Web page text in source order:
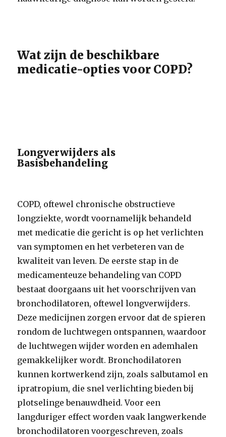
Wat zijn de beschikbare
medicatie-opties voor COPD?
Longverwijders als
Basisbehandeling
COPD, oftewel chronische obstructieve
longziekte, wordt voornamelijk behandeld
met medicatie die gericht is op het verlichten
van symptomen en het verbeteren van de
kwaliteit van leven. De eerste stap in de
medicamenteuze behandeling van COPD
bestaat doorgaans uit het voorschrijven van
bronchodilatoren, oftewel longverwijders.
Deze medicijnen zorgen ervoor dat de spieren
rondom de luchtwegen ontspannen, waardoor
de luchtwegen wijder worden en ademhalen
gemakkelijker wordt. Bronchodilatoren
kunnen kortwerkend zijn, zoals salbutamol en
ipratropium, die snel verlichting bieden bij
plotselinge benauwdheid. Voor een
langduriger effect worden vaak langwerkende
bronchodilatoren voorgeschreven, zoals